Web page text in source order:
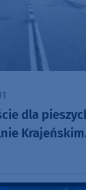
dla